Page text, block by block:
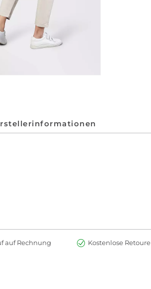
auf Rechnung Kostenlose Retoure